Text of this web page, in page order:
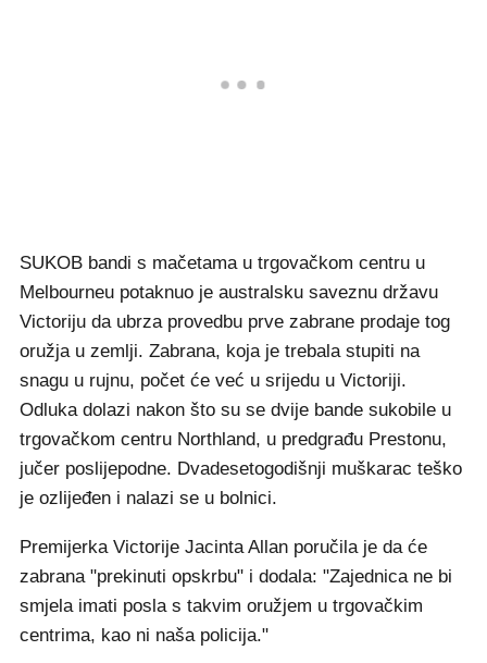
SUKOB bandi s mačetama u trgovačkom centru u
Melbourneu potaknuo je australsku saveznu državu
Victoriju da ubrza provedbu prve zabrane prodaje tog
oružja u zemlji. Zabrana, koja je trebala stupiti na
snagu u rujnu, počet će već u srijedu u Victoriji.
Odluka dolazi nakon što su se dvije bande sukobile u
trgovačkom centru Northland, u predgrađu Prestonu,
jučer poslijepodne. Dvadesetogodišnji muškarac teško
je ozlijeđen i nalazi se u bolnici.
Premijerka Victorije Jacinta Allan poručila je da će
zabrana "prekinuti opskrbu" i dodala: "Zajednica ne bi
smjela imati posla s takvim oružjem u trgovačkim
centrima, kao ni naša policija."